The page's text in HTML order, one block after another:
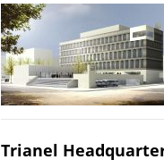
Trianel